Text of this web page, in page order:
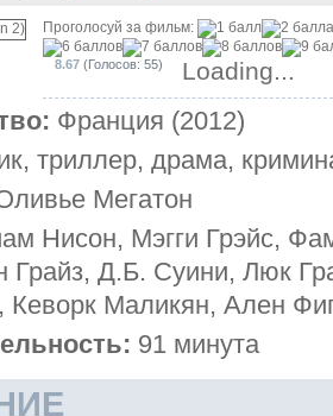
Проголосуй за фильм:
8.67 (Голосов: 55) Loading...
Франция (2012)
триллер, драма,
Мегатон
Нисон, Мэгги Грэйс,
Грайз, Д.Б. Суини, Люк
Маликян, Ален
91 минута